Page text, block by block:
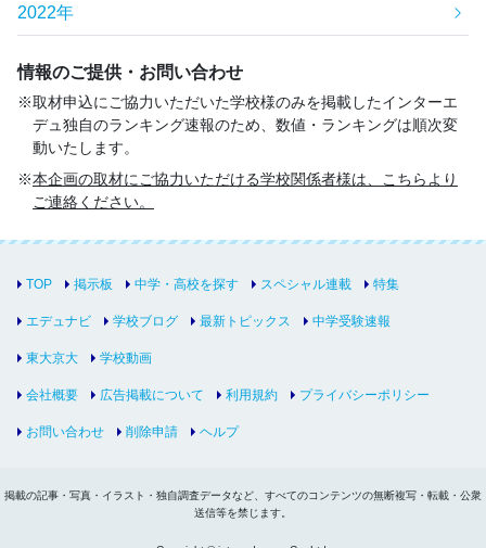
2022年
情報のご提供・お問い合わせ
取材申込にご協力いただいた学校様のみを掲載したインターエ
デュ独自のランキング速報のため、数値・ランキングは順次変
動いたします。
本企画の取材にご協力いただける学校関係者様は、こちらより
ご連絡ください。
TOP 掲示板 中学・高校を探す スペシャル連載 特集
エデュナビ 学校ブログ 最新トピックス 中学受験速報
東大京大 学校動画
会社概要 広告掲載について 利用規約 プライバシーポリシー
お問い合わせ 削除申請 ヘルプ
掲載の記事・写真・イラスト・独自調査データなど、すべてのコンテンツの無断複写・転載・公衆
送信等を禁じます。